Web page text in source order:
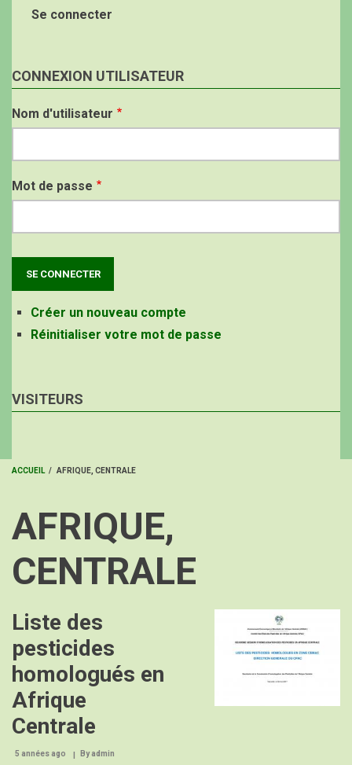
Se connecter
CONNEXION UTILISATEUR
Nom d'utilisateur
Mot de passe
Créer un nouveau compte
Réinitialiser votre mot de passe
VISITEURS
D'ARIANE
ACCUEIL / AFRIQUE, CENTRALE
AFRIQUE,
CENTRALE
Liste des
pesticides
homologués en
Afrique
Centrale
5 années ago Byadmin